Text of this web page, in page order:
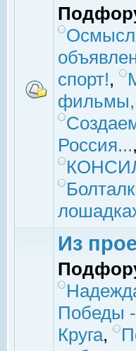
спорт!,
фильмы,
Россия...,
Из
Победы
Круга,